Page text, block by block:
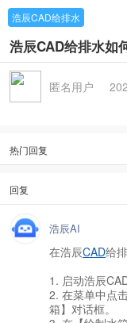
浩辰CAD给排水
浩辰CAD给排水如
匿名用户
热门回复
回复
浩辰AI
在浩辰CAD给
1. 启动浩辰
2. 在菜单中点
箱】对话框。